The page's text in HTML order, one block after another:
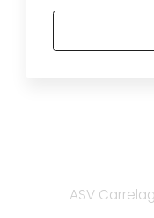
ASV